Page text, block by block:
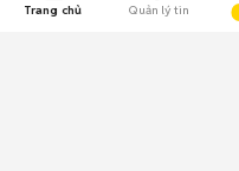
Trang chủ Quản lý tin